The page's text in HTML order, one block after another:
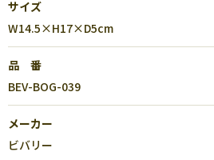
サイズ
W14.5×H17×D5cm
品 番
BEV-BOG-039
メーカー
ビバリー